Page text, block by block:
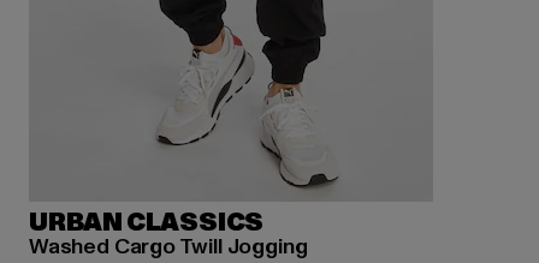
URBAN CLASSICS
Washed Cargo Twill Jogging